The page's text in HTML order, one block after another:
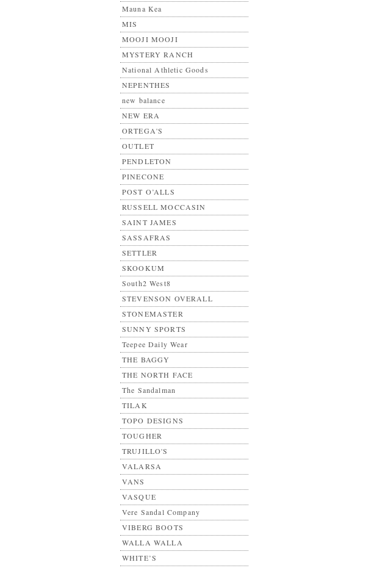
Mauna Kea
MIS
MOOJI MOOJI
MYSTERY RANCH
National Athletic Goods
NEPENTHES
new balance
NEW ERA
ORTEGA'S
OUTLET
PENDLETON
PINECONE
POST O’ALLS
RUSSELL MOCCASIN
SAINT JAMES
SASSAFRAS
SETTLER
SKOOKUM
South2 West8
STEVENSON OVERALL
STONEMASTER
SUNNY SPORTS
Teepee Daily Wear
THE BAGGY
THE NORTH FACE
The Sandalman
TILAK
TOPO DESIGNS
TOUGHER
TRUJILLO'S
VALARSA
VANS
VASQUE
Vere Sandal Company
VIBERG BOOTS
WALLA WALLA
WHITE’S